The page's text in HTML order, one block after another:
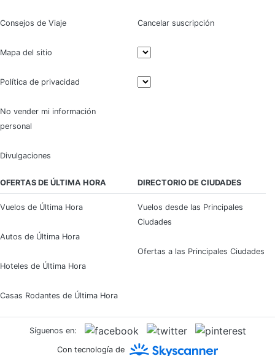
Consejos de Viaje
Mapa del sitio
Política de privacidad
No vender mi información
personal
Divulgaciones
Cancelar suscripción
OFERTAS DE ÚLTIMA HORA
Vuelos de Última Hora
Autos de Última Hora
Hoteles de Última Hora
Casas Rodantes de Última Hora
DIRECTORIO DE CIUDADES
Vuelos desde las Principales
Ciudades
Ofertas a las Principales Ciudades
Síguenos en:
Con tecnología de